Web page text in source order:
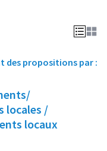
des propositions par :
locales /
locaux